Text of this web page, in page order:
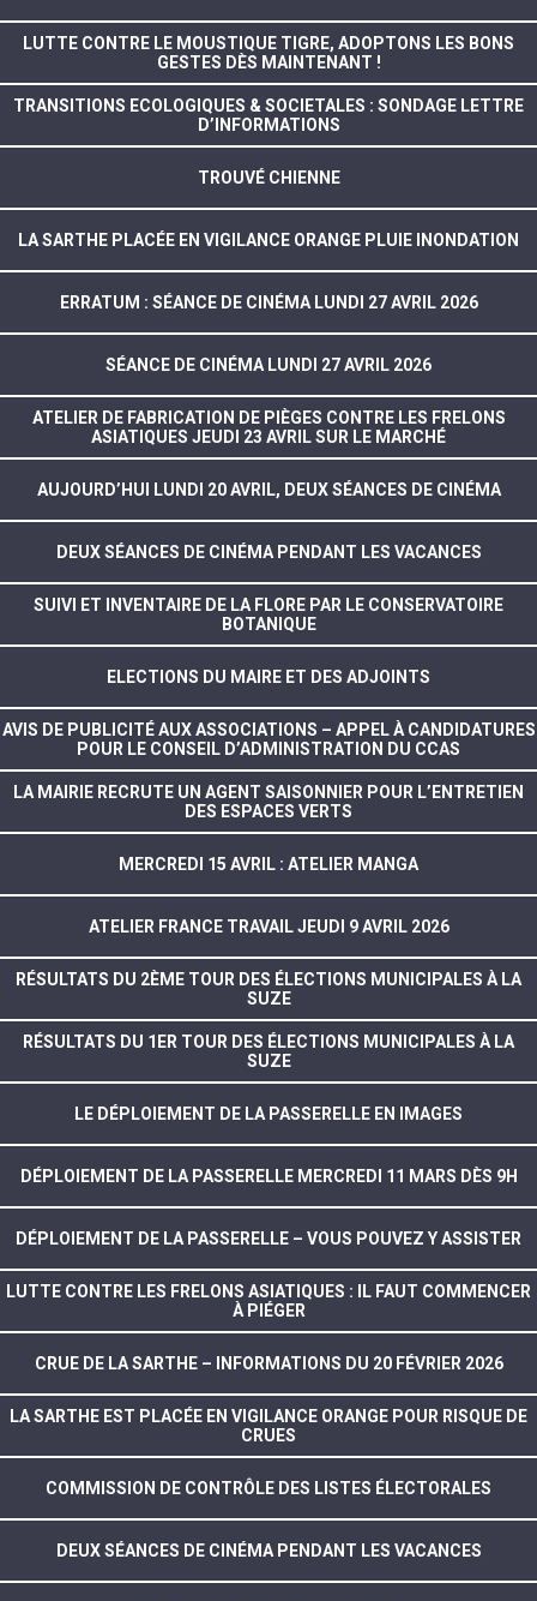
LUTTE CONTRE LE MOUSTIQUE TIGRE, ADOPTONS LES BONS
GESTES DÈS MAINTENANT !
TRANSITIONS ECOLOGIQUES & SOCIETALES : SONDAGE LETTRE
D’INFORMATIONS
TROUVÉ CHIENNE
LA SARTHE PLACÉE EN VIGILANCE ORANGE PLUIE INONDATION
ERRATUM : SÉANCE DE CINÉMA LUNDI 27 AVRIL 2026
SÉANCE DE CINÉMA LUNDI 27 AVRIL 2026
ATELIER DE FABRICATION DE PIÈGES CONTRE LES FRELONS
ASIATIQUES JEUDI 23 AVRIL SUR LE MARCHÉ
AUJOURD’HUI LUNDI 20 AVRIL, DEUX SÉANCES DE CINÉMA
DEUX SÉANCES DE CINÉMA PENDANT LES VACANCES
SUIVI ET INVENTAIRE DE LA FLORE PAR LE CONSERVATOIRE
BOTANIQUE
ELECTIONS DU MAIRE ET DES ADJOINTS
AVIS DE PUBLICITÉ AUX ASSOCIATIONS – APPEL À CANDIDATURES
POUR LE CONSEIL D’ADMINISTRATION DU CCAS
LA MAIRIE RECRUTE UN AGENT SAISONNIER POUR L’ENTRETIEN
DES ESPACES VERTS
MERCREDI 15 AVRIL : ATELIER MANGA
ATELIER FRANCE TRAVAIL JEUDI 9 AVRIL 2026
RÉSULTATS DU 2ÈME TOUR DES ÉLECTIONS MUNICIPALES À LA
SUZE
RÉSULTATS DU 1ER TOUR DES ÉLECTIONS MUNICIPALES À LA
SUZE
LE DÉPLOIEMENT DE LA PASSERELLE EN IMAGES
DÉPLOIEMENT DE LA PASSERELLE MERCREDI 11 MARS DÈS 9H
DÉPLOIEMENT DE LA PASSERELLE – VOUS POUVEZ Y ASSISTER
LUTTE CONTRE LES FRELONS ASIATIQUES : IL FAUT COMMENCER
À PIÉGER
CRUE DE LA SARTHE – INFORMATIONS DU 20 FÉVRIER 2026
LA SARTHE EST PLACÉE EN VIGILANCE ORANGE POUR RISQUE DE
CRUES
COMMISSION DE CONTRÔLE DES LISTES ÉLECTORALES
DEUX SÉANCES DE CINÉMA PENDANT LES VACANCES